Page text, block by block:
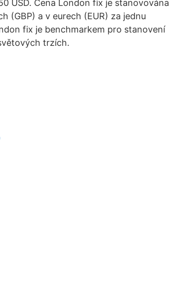
USD. Cena London fix je stanovována
(GBP) a v eurech (EUR) za jednu
fix je benchmarkem pro stanovení
trzích.